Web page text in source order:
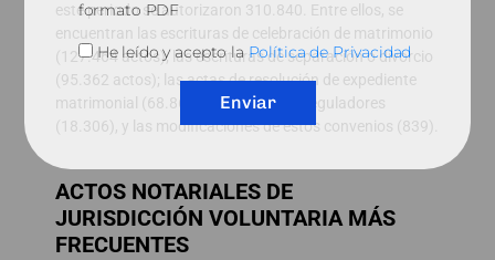
este periodo se autorizaron 310.840. Entre ellos, se
encuentran las escrituras de celebración de matrimonio
(127.464 actos); las escrituras de separación o divorcio
(95.362 actos); las actas de resolución de expediente
matrimonial (68.869); los convenios reguladores
(18.306), y las modificaciones de estos convenios (839).
ACTOS NOTARIALES DE
JURISDICCIÓN VOLUNTARIA MÁS
FRECUENTES
formato PDF
He leído y acepto laPolítica de Privacidad
Enviar